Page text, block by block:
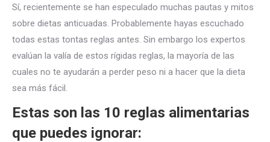
Sí, recientemente se han especulado muchas pautas y mitos
sobre dietas anticuadas. Probablemente hayas escuchado
todas estas tontas reglas antes. Sin embargo los expertos
evalúan la valía de estos rígidas reglas, la mayoría de las
cuales no te ayudarán a perder peso ni a hacer que la dieta
sea más fácil.
Estas son las 10 reglas alimentarias
que puedes ignorar: